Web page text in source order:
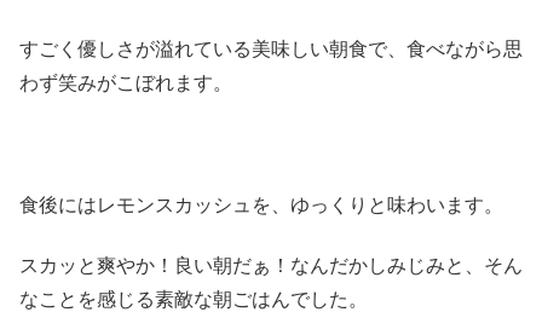
すごく優しさが溢れている美味しい朝食で、食べながら思
わず笑みがこぼれます。
食後にはレモンスカッシュを、ゆっくりと味わいます。
スカッと爽やか！良い朝だぁ！なんだかしみじみと、そん
なことを感じる素敵な朝ごはんでした。